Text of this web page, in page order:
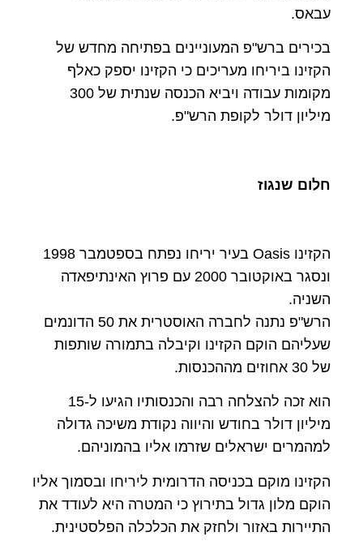
עבאס.
בכירים ברש"פ המעוניינים בפתיחה מחדש של
הקזינו ביריחו מעריכים כי הקזינו יספק כאלף
מקומות עבודה ויביא הכנסה שנתית של 300
מיליון דולר לקופת הרש"פ.
חלום שנגוז
הקזינו Oasis בעיר יריחו נפתח בספטמבר 1998
ונסגר באוקטובר 2000 עם פרוץ האינתיפאדה
השניה.
הרש"פ נתנה לחברה האוסטרית את 50 הדונמים
שעליהם הוקם הקזינו וקיבלה בתמורה שותפות
של 30 אחוזים מההכנסות.
הוא זכה להצלחה רבה והכנסותיו הגיעו ל-15
מיליון דולר בחודש והיווה נקודת משיכה גדולה
למהמרים ישראלים שזרמו אליו בהמוניהם.
הקזינו מוקם בכניסה הדרומית ליריחו ובסמוך אליו
הוקם מלון גדול בתירוץ כי המטרה היא לעודד את
התיירות באזור ולחזק את הכלכלה הפלסטינית.